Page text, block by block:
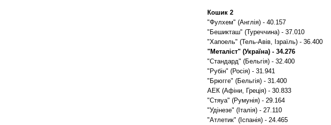
Кошик 2
"Фулхем" (Англія) - 40.157
"Бешикташ" (Туреччина) - 37.010
"Хапоель" (Тель-Авів, Ізраїль) - 36.400
"Металіст" (Україна) - 34.276
"Стандард" (Бельгія) - 32.400
"Рубін" (Росія) - 31.941
"Брюгге" (Бельгія) - 31.400
АЕК (Афіни, Греція) - 30.833
"Стяуа" (Румунія) - 29.164
"Удінезе" (Італія) - 27.110
"Атлетик" (Іспанія) - 24.465